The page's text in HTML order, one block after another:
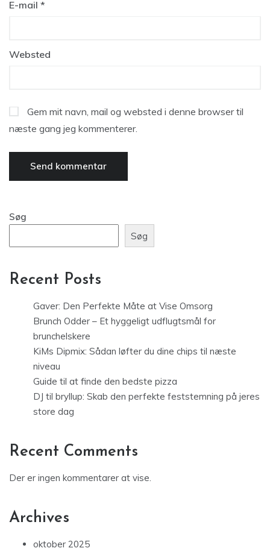
E-mail *
Websted
Gem mit navn, mail og websted i denne browser til
næste gang jeg kommenterer.
Søg
Søg
Recent Posts
Gaver: Den Perfekte Måte at Vise Omsorg
Brunch Odder – Et hyggeligt udflugtsmål for
brunchelskere
KiMs Dipmix: Sådan løfter du dine chips til næste
niveau
Guide til at finde den bedste pizza
DJ til bryllup: Skab den perfekte feststemning på jeres
store dag
Recent Comments
Der er ingen kommentarer at vise.
Archives
oktober 2025